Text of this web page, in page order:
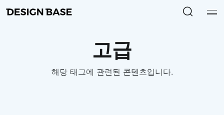
고급
해당 태그에 관련된 콘텐츠입니다.